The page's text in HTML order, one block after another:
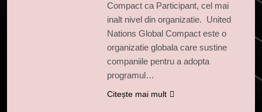
Compact ca Participant, cel mai
inalt nivel din organizatie. United
Nations Global Compact este o
organizatie globala care sustine
companiile pentru a adopta
programul…
Citește mai mult